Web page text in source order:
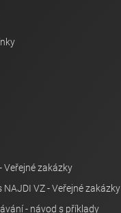
Veřejné zakázky
VZ - Veřejné zakázky
- návod s příklady